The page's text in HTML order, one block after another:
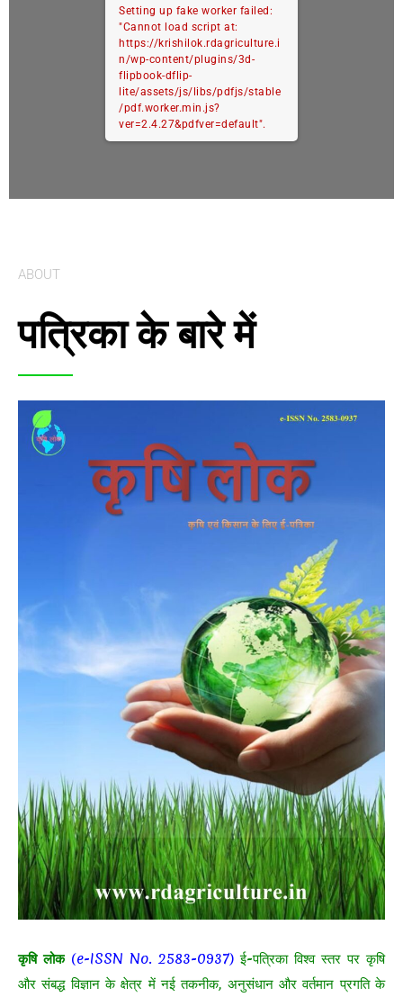
Setting up fake worker failed:
"Cannot load script at:
https://krishilok.rdagriculture.i
n/wp-content/plugins/3d-
flipbook-dflip-
lite/assets/js/libs/pdfjs/stable
/pdf.worker.min.js?
ver=2.4.27&pdfver=default".
ABOUT
पत्रिका के बारे में
कृषि लोक (e-ISSN No. 2583-0937)ई-पत्रिका विश्व स्तर पर कृषि
और संबद्ध विज्ञान के क्षेत्र में नई तकनीक, अनुसंधान और वर्तमान प्रगति के